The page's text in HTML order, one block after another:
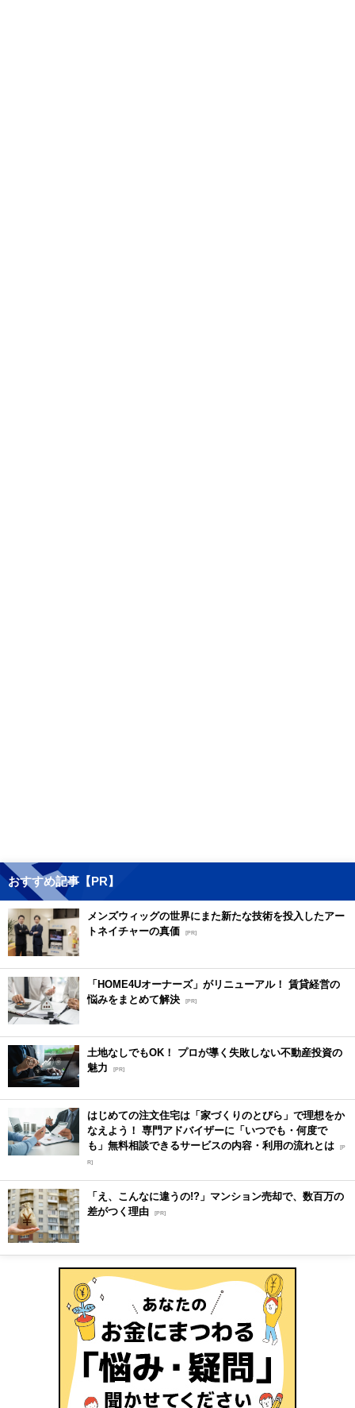
おすすめ記事【PR】
メンズウィッグの世界にまた新たな技術を投入したアー
トネイチャーの真価 [PR]
「HOME4Uオーナーズ」がリニューアル！ 賃貸経営の
悩みをまとめて解決 [PR]
土地なしでもOK！ プロが導く失敗しない不動産投資の
魅力
[PR]
はじめての注文住宅は「家づくりのとびら」で理想をか
なえよう！ 専門アドバイザーに「いつでも・何度で
も」無料相談できるサービスの内容・利用の流れとは [P
R]
「え、こんなに違うの!?」マンション売却で、数百万の
差がつく理由 [PR]